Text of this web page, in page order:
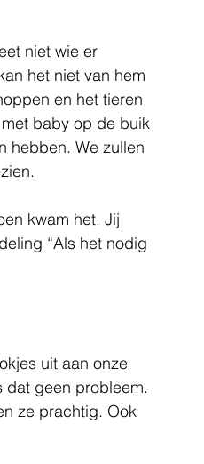
niet wie er
het niet van hem
en het tieren
baby op de buik
hebben. We zullen
kwam het. Jij
“Als het nodig
uit aan onze
dat geen probleem.
ze prachtig. Ook